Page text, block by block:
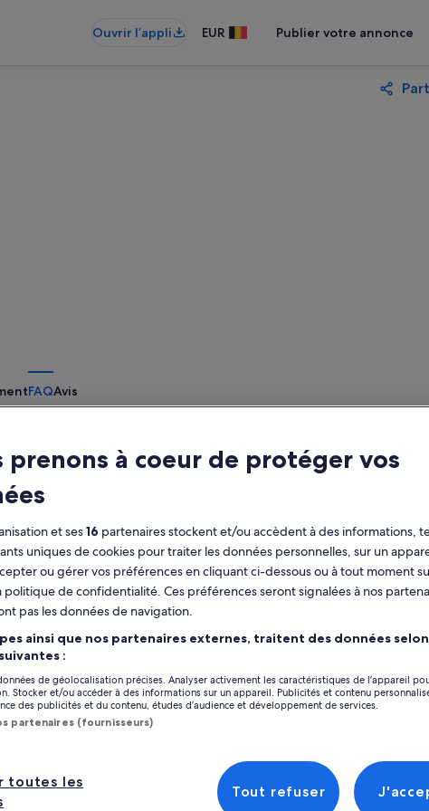
Ouvrir l’appli EUR Publier votre annonce
FAQAvis
2 h
immédiate
Profitez d'un trajet en gondole jusqu'au
sommet du mont Sulphur.
Profitez d'une vue à 360 degrés depuis la
Promenade à Sanson's Peak et à Sulphur
Mountain Cosmic Ray Station
Afficher
Banff Gondola
Banff, Alberta,
The Banff Gondola
Sulphur Mountain at
Avenue
100 Mountain Avenue
prenons à coeur de protéger vos
et ses16 partenaires stockent et/ou accèdent à des informations,
uniques de cookies pour traiter les données personnelles, sur un
ou gérer vos préférences en cliquant ci-dessous ou à tout moment
politique de confidentialité. Ces préférences seront signalées à nos
pas les données de navigation.
ainsi que nos partenaires externes, traitent des données
:
de géolocalisation précises. Analyser activement les caractéristiques de l’appareil
Stocker et/ou accéder à des informations sur un appareil. Publicités et contenu
des publicités et du contenu, études d’audience et développement de services.
partenaires (fournisseurs)
toutes les
Tout refuser